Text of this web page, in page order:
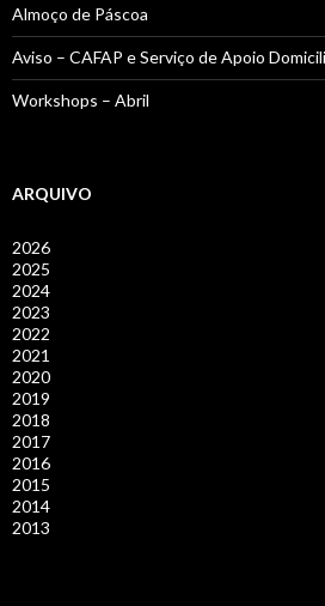
Almoço de Páscoa
Aviso – CAFAP e Serviço de Apoio
Workshops – Abril
ARQUIVO
2026
2025
2024
2023
2022
2021
2020
2019
2018
2017
2016
2015
2014
2013